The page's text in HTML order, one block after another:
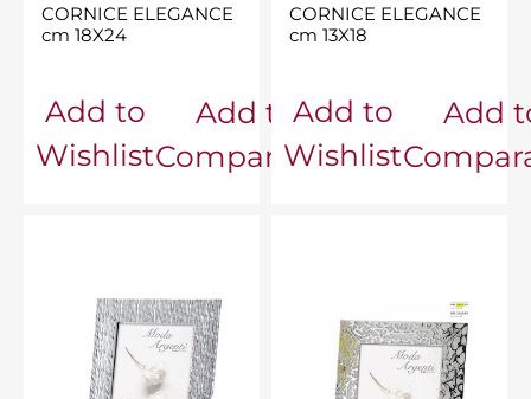
CORNICE ELEGANCE
cm 18X24
Add to
Wishlist
Add to
Comparator
CORNICE ELEGANCE
cm 13X18
Add to
Wishlist
Add